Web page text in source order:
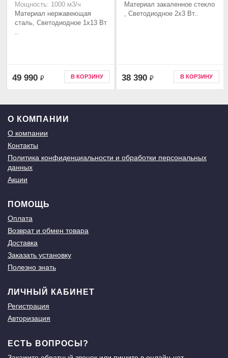
Мощность: 1000 м3/ч
Материал нержавеющая
сталь, Светодиодное 1х13 Вт
..
49 990 ₽ В КОРЗИНУ
Материал закаленное стекло
, Светодиодное 2х3 Вт..
38 390 ₽ В КОРЗИНУ
О КОМПАНИИ
О компании
Контакты
Политика конфиденциальности и обработки персональных
данных
Акции
ПОМОЩЬ
Оплата
Возврат и обмен товара
Доставка
Заказать установку
Полезно знать
ЛИЧНЫЙ КАБИНЕТ
Регистрация
Авторизация
ЕСТЬ ВОПРОСЫ?